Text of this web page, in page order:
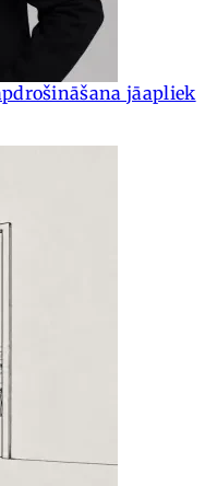
jāapliek